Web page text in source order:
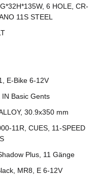
6 HOLE, CR-
11S STEEL
E-Bike 6-12V
Basic Gents
30.9x350 mm
11R, CUES, 11-SPEED
Plus, 11 Gänge
MR8, E 6-12V